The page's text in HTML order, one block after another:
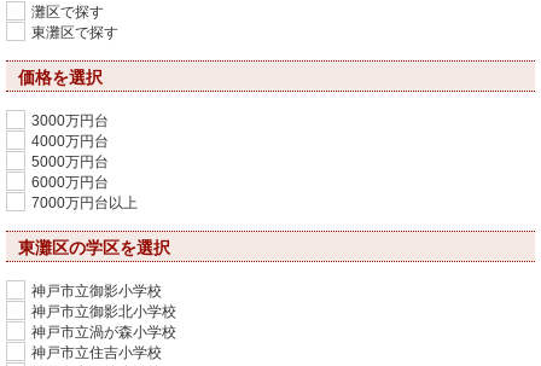
灘区で探す
東灘区で探す
価格を選択
3000万円台
4000万円台
5000万円台
6000万円台
7000万円台以上
東灘区の学区を選択
神戸市立御影小学校
神戸市立御影北小学校
神戸市立渦が森小学校
神戸市立住吉小学校